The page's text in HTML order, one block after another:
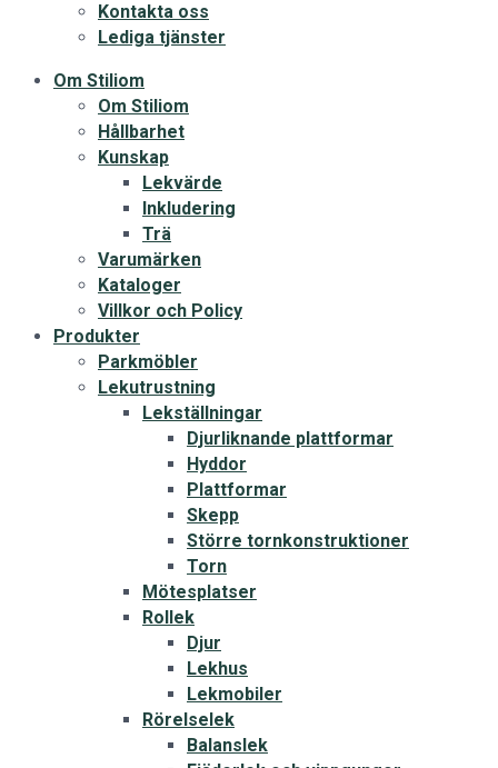
Kontakta oss
Lediga tjänster
Om Stiliom
Om Stiliom
Hållbarhet
Kunskap
Lekvärde
Inkludering
Trä
Varumärken
Kataloger
Villkor och Policy
Produkter
Parkmöbler
Lekutrustning
Lekställningar
Djurliknande plattformar
Hyddor
Plattformar
Skepp
Större tornkonstruktioner
Torn
Mötesplatser
Rollek
Djur
Lekhus
Lekmobiler
Rörelselek
Balanslek